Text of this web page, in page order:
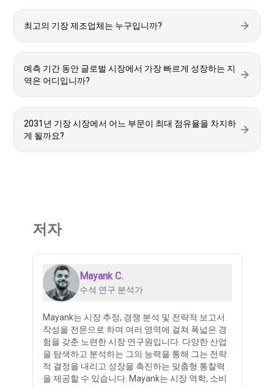
최고의 기장 제조업체는 누구입니까?
예측 기간 동안 글로벌 시장에서 가장 빠르게 성장하는 지
역은 어디입니까?
2031년 기장 시장에서 어느 부문이 최대 점유율을 차지하
게 될까요?
저자
Mayank C.
수석 연구 분석가
Mayank는 시장 추정, 경쟁 분석 및 전략적 보고서
작성을 전문으로 하며 여러 영역에 걸쳐 폭넓은 경
험을 갖춘 노련한 시장 연구원입니다. 다양한 산업
을 탐색하고 분석하는 그의 능력을 통해 그는 전략
적 결정을 내리고 성장을 촉진하는 맞춤형 통찰력
을 제공할 수 있습니다. Mayank는 시장 역학, 소비